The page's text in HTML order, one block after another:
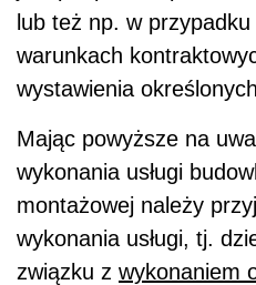
lub też np. w
warunkach
wystawienia
Mając powyższe na
wykonania usługi
montażowej należy
wykonania usługi, tj.
związku z wykonaniem